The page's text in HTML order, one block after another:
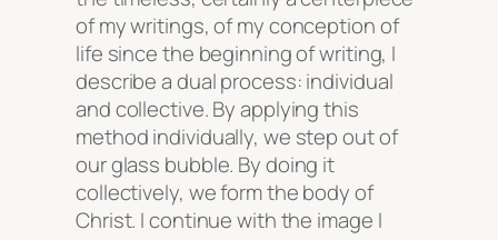
of my writings, of my conception of
life since the beginning of writing, I
describe a dual process: individual
and collective. By applying this
method individually, we step out of
our glass bubble. By doing it
collectively, we form the body of
Christ. I continue with the image I